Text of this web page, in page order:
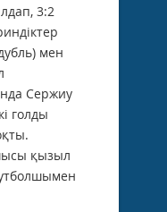
3:2
мен
Сержиу
голды
қызыл